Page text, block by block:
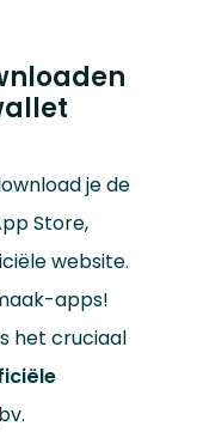
je de
Store,
website.
apps!
het cruciaal